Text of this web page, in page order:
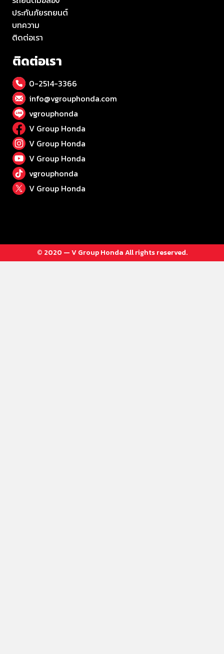
ประกันภัยรถยนต์
บทความ
ติดต่อเรา
ติดต่อเรา
0-2514-3366
info@vgrouphonda.com
vgrouphonda
V Group Honda
V Group Honda
V Group Honda
vgrouphonda
V Group Honda
© 2020 — V Group Honda All rights reserved.